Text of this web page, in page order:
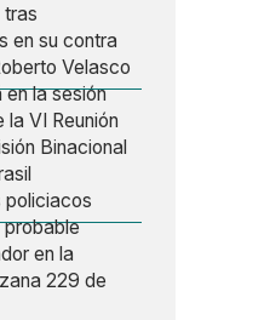
tras
en su contra
Velasco
la sesión
la VI Reunión
Binacional
policiacos
probable
en la
229 de